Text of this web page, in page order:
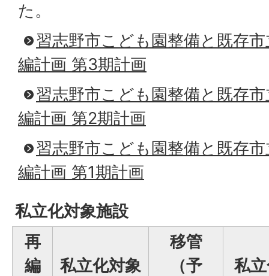
た。
習志野市こども園整備と既存
編計画 第3期計画
習志野市こども園整備と既存
編計画 第2期計画
習志野市こども園整備と既存
編計画 第1期計画
私立化対象施設
再
編
私立化対象
移管
（予
私